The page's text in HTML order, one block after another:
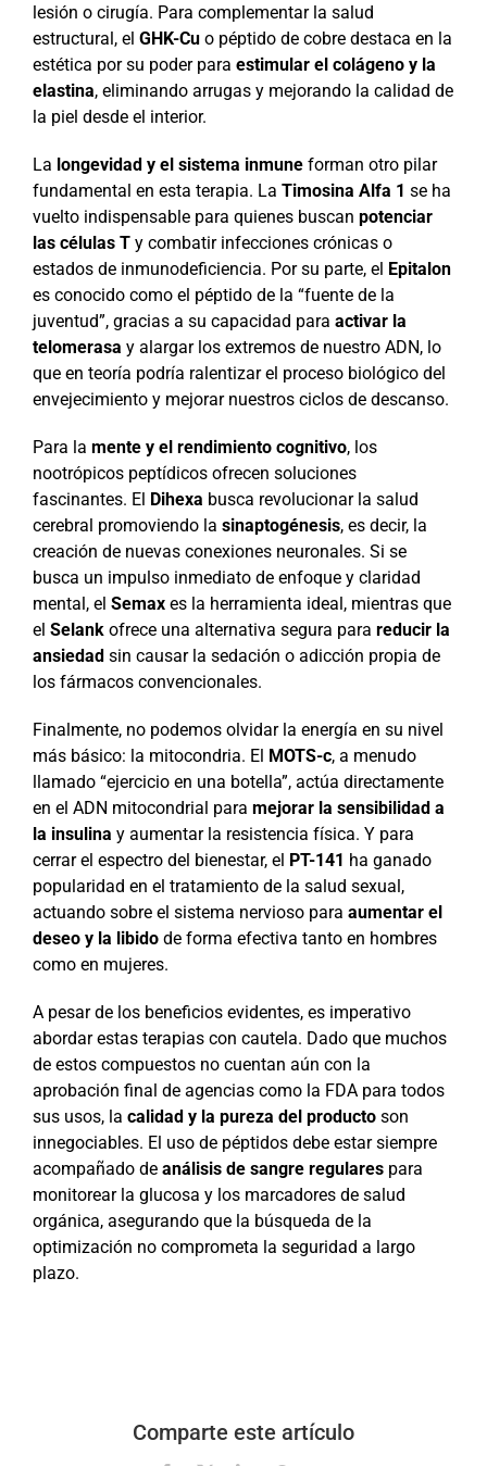
lesión o cirugía. Para complementar la salud
estructural, el GHK-Cuo péptido de cobre destaca en la
estética por su poder para estimular el colágeno y la
elastina, eliminando arrugas y mejorando la calidad de
la piel desde el interior.
La longevidad y el sistema inmuneforman otro pilar
fundamental en esta terapia. La Timosina Alfa 1 se ha
vuelto indispensable para quienes buscan potenciar
las células Ty combatir infecciones crónicas o
estados de inmunodeficiencia. Por su parte, el Epitalon
es conocido como el péptido de la “fuente de la
juventud”, gracias a su capacidad para activar la
telomerasa y alargar los extremos de nuestro ADN, lo
que en teoría podría ralentizar el proceso biológico del
envejecimiento y mejorar nuestros ciclos de descanso.
Para la mente y el rendimiento cognitivo, los
nootrópicos peptídicos ofrecen soluciones
fascinantes. El Dihexa busca revolucionar la salud
cerebral promoviendo la sinaptogénesis, es decir, la
creación de nuevas conexiones neuronales. Si se
busca un impulso inmediato de enfoque y claridad
mental, el Semaxes la herramienta ideal, mientras que
el Selankofrece una alternativa segura para reducir la
ansiedadsin causar la sedación o adicción propia de
los fármacos convencionales.
Finalmente, no podemos olvidar la energía en su nivel
más básico: la mitocondria. El MOTS-c, a menudo
llamado “ejercicio en una botella”, actúa directamente
en el ADN mitocondrial para mejorar la sensibilidad a
la insulina y aumentar la resistencia física. Y para
cerrar el espectro del bienestar, el PT-141 ha ganado
popularidad en el tratamiento de la salud sexual,
actuando sobre el sistema nervioso para aumentar el
deseo y la libidode forma efectiva tanto en hombres
como en mujeres.
A pesar de los beneficios evidentes, es imperativo
abordar estas terapias con cautela. Dado que muchos
de estos compuestos no cuentan aún con la
aprobación final de agencias como la FDA para todos
sus usos, la calidad y la pureza del productoson
innegociables. El uso de péptidos debe estar siempre
acompañado de análisis de sangre regularespara
monitorear la glucosa y los marcadores de salud
orgánica, asegurando que la búsqueda de la
optimización no comprometa la seguridad a largo
plazo.
Comparte este artículo